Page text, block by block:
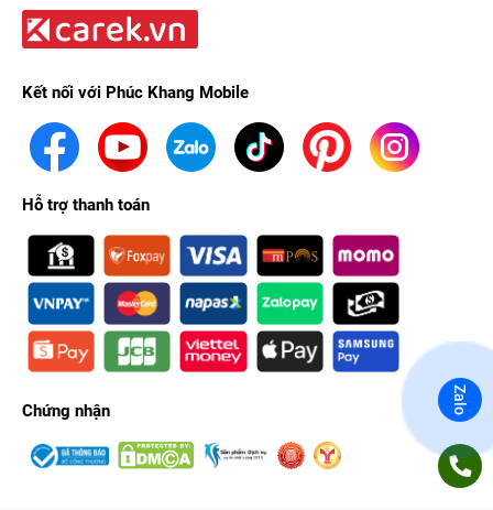
Kết nối với Phúc Khang Mobile
Hỗ trợ thanh toán
Chứng nhận Zalo